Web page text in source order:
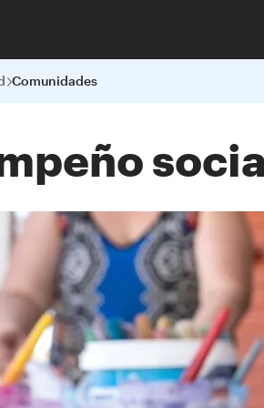
Comunidades